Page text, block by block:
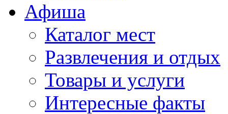
Афиша
Каталог мест
Развлечения и отдых
Товары и услуги
Интересные факты